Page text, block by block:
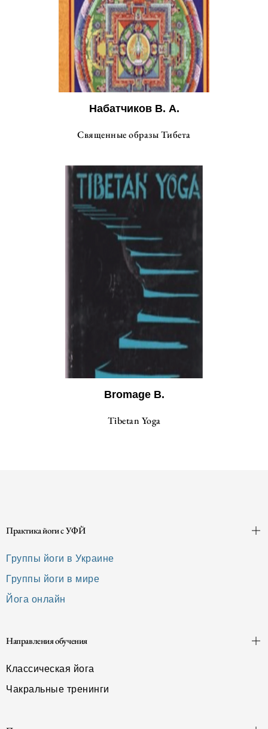
Набатчиков В. А.
Священные образы Тибета
Bromage B.
Tibetan Yoga
Практика йоги с УФЙ
Группы йоги в Украине
Группы йоги в мире
Йога онлайн
Направления обучения
Классическая йога
Чакральные тренинги